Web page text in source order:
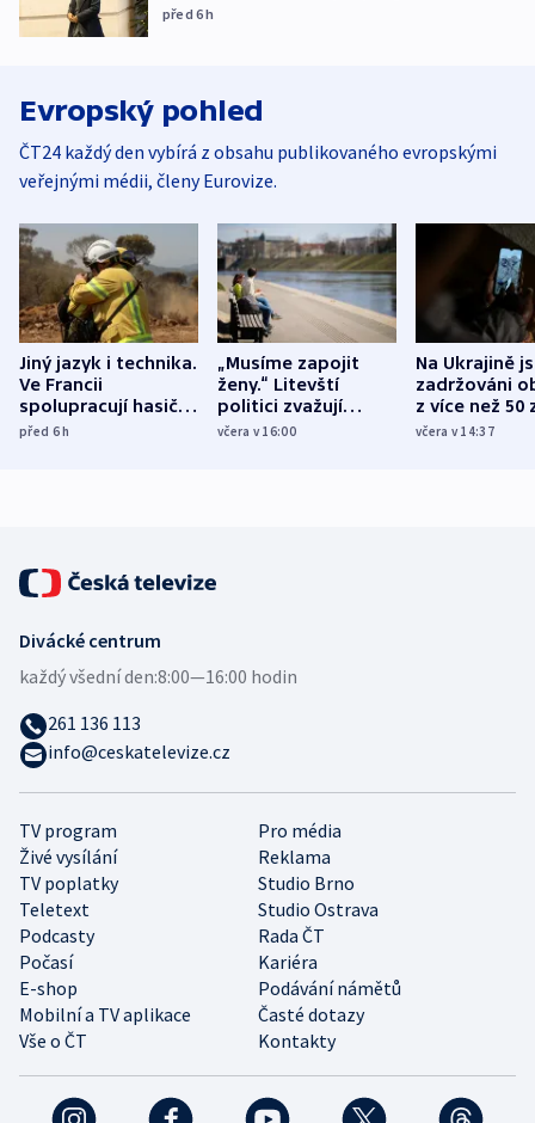
před 6h
Evropský pohled
ČT24 každý den vybírá z obsahu publikovaného evropskými
veřejnými médii, členy Eurovize.
Jiný jazyk i technika.
Ve Francii
spolupracují hasiči z
různých zemí
před 6h
„Musíme zapojit
ženy.“ Litevští
politici zvažují
dohodu o
včera v 16:00
Na Ukrajině
zadržováni
z více než 50
Bojovali na
včera v 14:37
TV program
Pro média
Živé vysílání
Reklama
TV poplatky
Studio Brno
Teletext
Studio Ostrava
Podcasty
Rada ČT
Počasí
Kariéra
E-shop
Podávání námětů
Mobilní a TV aplikace
Časté dotazy
Vše o ČT
Kontakty
Divácké centrum
každý všední den:8:00—16:00 hodin
261 136 113
info@ceskatelevize.cz